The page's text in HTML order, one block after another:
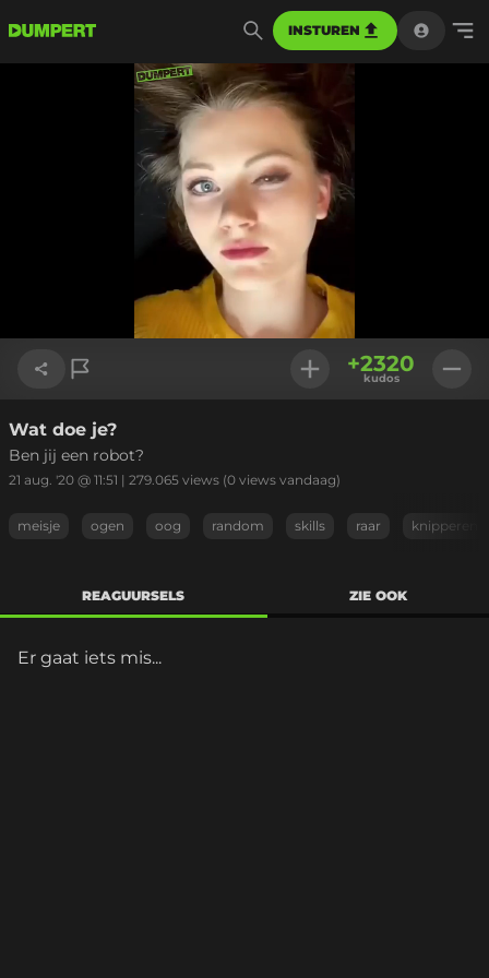
INSTUREN
Link kopiëren
+2320
kudos
Wat doe je?
Ben jij een robot?
21 aug. '20 @ 11:51 | 279.065 views (0 views vandaag)
meisje ogen oog random skills raar knipperen
REAGUURSELS ZIE OOK
Er gaat iets mis...